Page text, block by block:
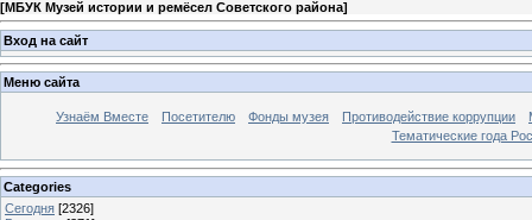
[МБУК Музей истории и ремёсел Советского района]
Вход на сайт
Меню сайта
Узнаём Вместе Посетителю Фонды музея Противодействие коррупции
Тематические года
Categories
Сегодня [2326]